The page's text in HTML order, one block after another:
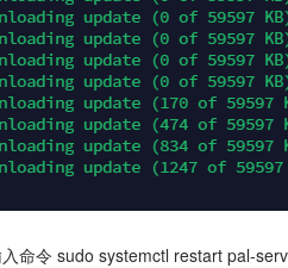
命令 sudo systemctl restart pal-